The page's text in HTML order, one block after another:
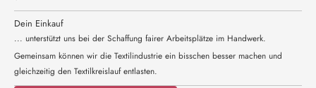
Dein Einkauf
... unterstützt uns bei der Schaffung fairer Arbeitsplätze im Handwerk.
Gemeinsam können wir die Textilindustrie ein bisschen besser machen und
gleichzeitig den Textilkreislauf entlasten.